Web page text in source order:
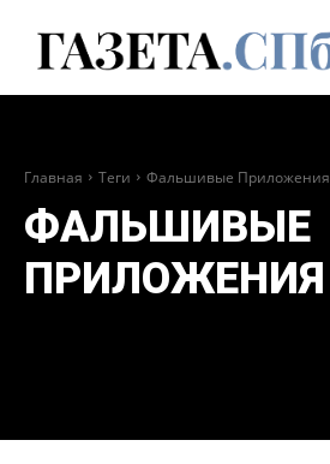
Главная Теги Фальшивые Приложения
ФАЛЬШИВЫЕ
ПРИЛОЖЕНИЯ